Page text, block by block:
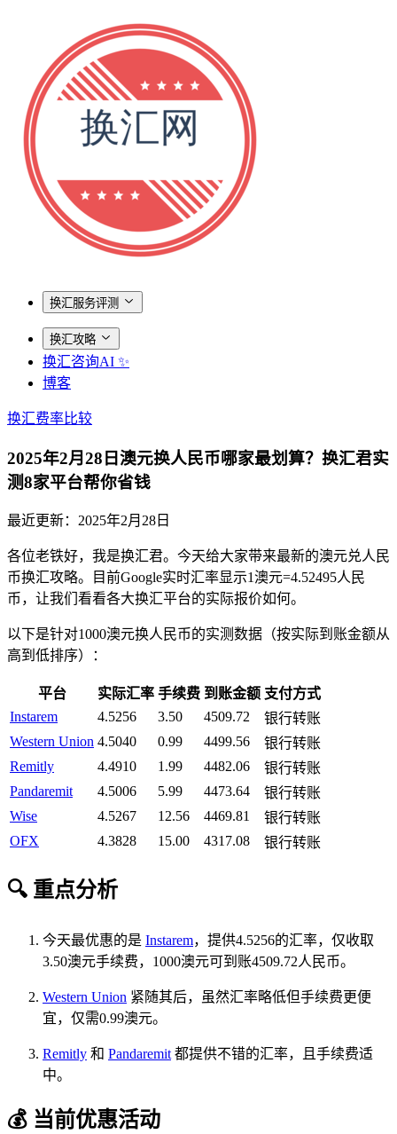
换汇服务评测
换汇攻略
换汇咨询AI ✨
博客
换汇费率比较
2025年2月28日澳元换人民币哪家最划算？换汇君实
测8家平台帮你省钱
最近更新： 2025年2月28日
各位老铁好，我是换汇君。今天给大家带来最新的澳元兑人民
币换汇攻略。目前Google实时汇率显示1澳元=4.52495人民
币，让我们看看各大换汇平台的实际报价如何。
以下是针对1000澳元换人民币的实测数据（按实际到账金额从
高到低排序）：
平台 实际汇率 手续费 到账金额 支付方式
Instarem
4.5256 3.50 4509.72
银行转账
Western Union 4.5040 0.99 4499.56
银行转账
Remitly
4.4910 1.99 4482.06
银行转账
Pandaremit
4.5006 5.99 4473.64
银行转账
Wise
4.5267 12.56 4469.81
银行转账
OFX
4.3828 15.00 4317.08 银行转账
🔍 重点分析
今天最优惠的是 Instarem，提供4.5256的汇率，仅收取
3.50澳元手续费，1000澳元可到账4509.72人民币。
Western Union 紧随其后，虽然汇率略低但手续费更便
宜，仅需0.99澳元。
Remitly 和 Pandaremit 都提供不错的汇率，且手续费适
中。
💰 当前优惠活动